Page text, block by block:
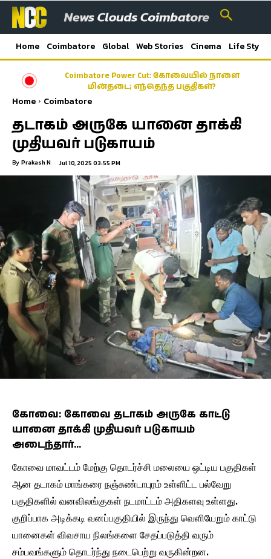
Home Coimbatore Global Web Stories Cinema Life Style
Coimbatore Power Cut: கோவையில் நாளை
மின்தடை; எந்தெந்த பகுதிகள்?
Home Coimbatore
தடாகம் அருகே யானை தாக்கி
முதியவர் படுகாயம்
By Prakash N Jul 10, 2025 03:55 PM
கோவை: கோவை தடாகம் அருகே காட்டு
யானை தாக்கி முதியவர் படுகாயம்
அடைந்தார்…
கோவை மாவட்டம் மேற்கு தொடர்ச்சி மலையை ஒட்டிய பகுதிகள்
ஆன தடாகம் மாங்கரை நஞ்சுண்டாபுரம் உள்ளிட்ட பல்வேறு
பகுதிகளில் வனவிலங்குகள் நடமாட்டம் அதிகளவு உள்ளது.
குறிப்பாக அடிக்கடி வனப்பகுதியில் இருந்து வெளியேறும் காட்டு
யானைகள் விவசாய நிலங்களை சேதப்படுத்தி வரும்
சம்பவங்களும் தொடர்ந்து நடைபெற்று வருகின்றன.